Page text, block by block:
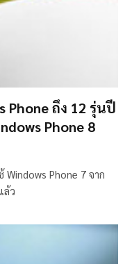
Phone ถึง 12 รุ่นปี
Phone 8
Phone 7 จาก
ล้ว